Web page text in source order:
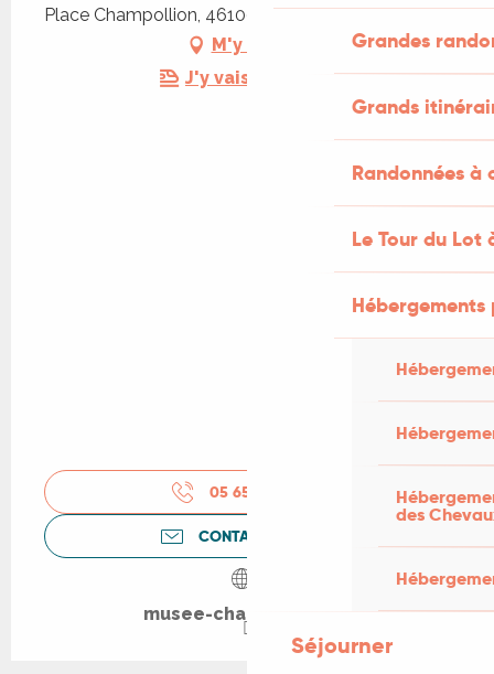
Grandes
Grands
Randonnées
Le Tour du Lot
des
Séjourner
Place Champollion, 46100 Figeac
M'y rendre
J'y vais en train !
05 65 50 31
CONTACTEZ-NOUS
musee-champollion.fr